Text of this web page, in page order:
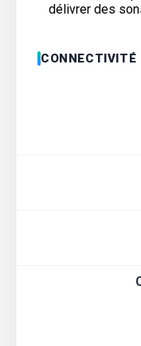
délivrer des
CONNECTIVITÉ